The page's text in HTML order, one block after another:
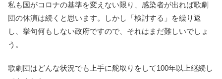
私も国がコロナの基準を変えない限り、感染者が出れば歌劇
団の休演は続くと思います。しかし「検討する」を繰り返
し、挙句何もしない政府ですので、それはまだ難しいでしょ
う。
歌劇団はどんな状況でも上手に舵取りをして100年以上継続し